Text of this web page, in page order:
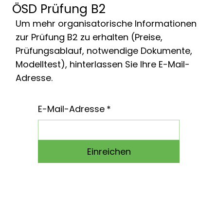
ÖSD Prüfung B2
Um mehr organisatorische Informationen
zur Prüfung B2 zu erhalten (Preise,
Prüfungsablauf, notwendige Dokumente,
Modelltest), hinterlassen Sie Ihre E-Mail-
Adresse.
E-Mail-Adresse *
Einreichen